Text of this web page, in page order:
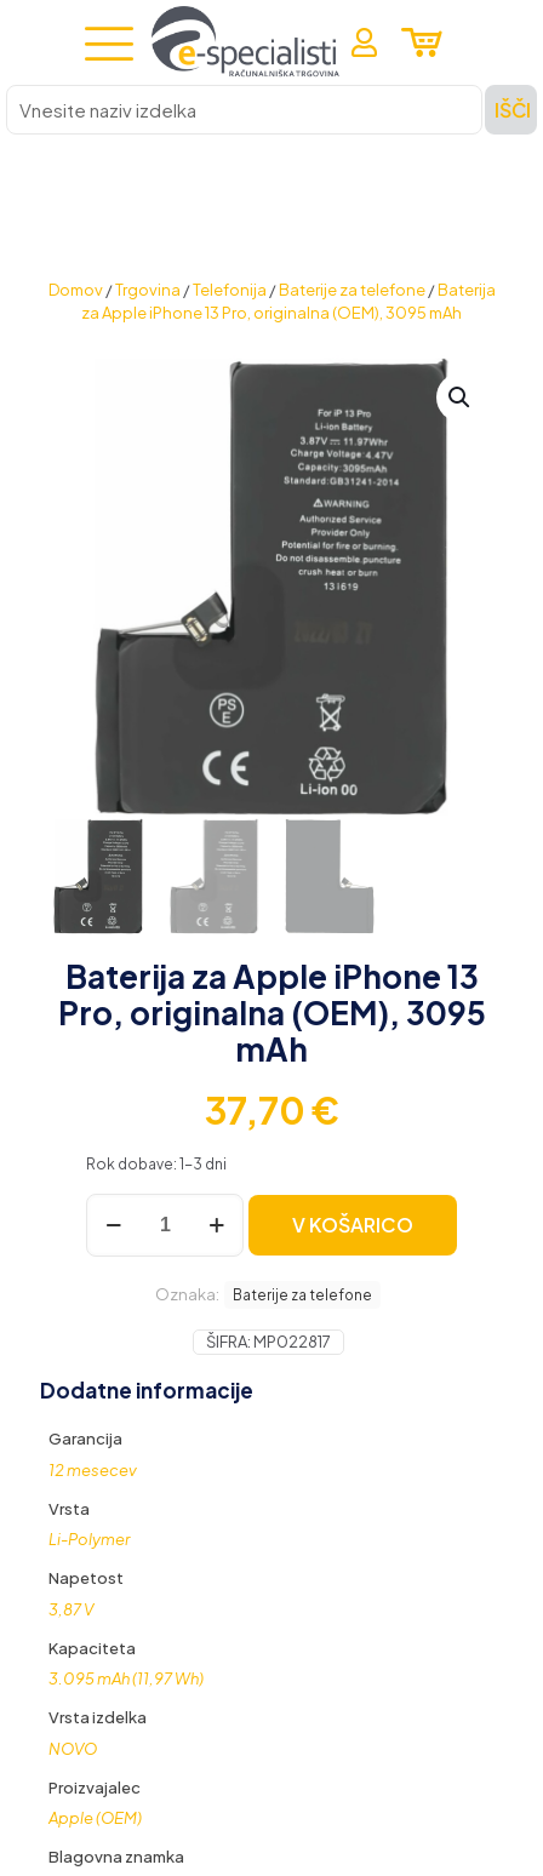
Vnesite
naziv
izdelka
IŠČI
Domov /Trgovina /Telefonija /Baterije za telefone /Baterija
za Apple iPhone 13 Pro, originalna (OEM), 3095 mAh
Baterija za Apple iPhone 13
Pro, originalna (OEM), 3095
mAh
37,70€
Rok dobave: 1-3 dni
Baterija
Apple
3095
količina
V KOŠARICO
Oznaka: Baterije za telefone
ŠIFRA: MP022817
Dodatne informacije
Garancija
12 mesecev
Vrsta
Li-Polymer
Napetost
3,87 V
Kapaciteta
3.095 mAh (11,97 Wh)
Vrsta izdelka
NOVO
Proizvajalec
Apple (OEM)
Blagovna znamka